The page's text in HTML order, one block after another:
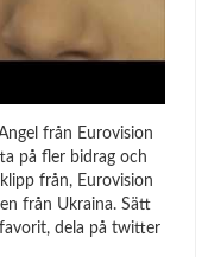
från Eurovision
på fler bidrag och
från, Eurovision
från Ukraina. Sätt
dela på twitter